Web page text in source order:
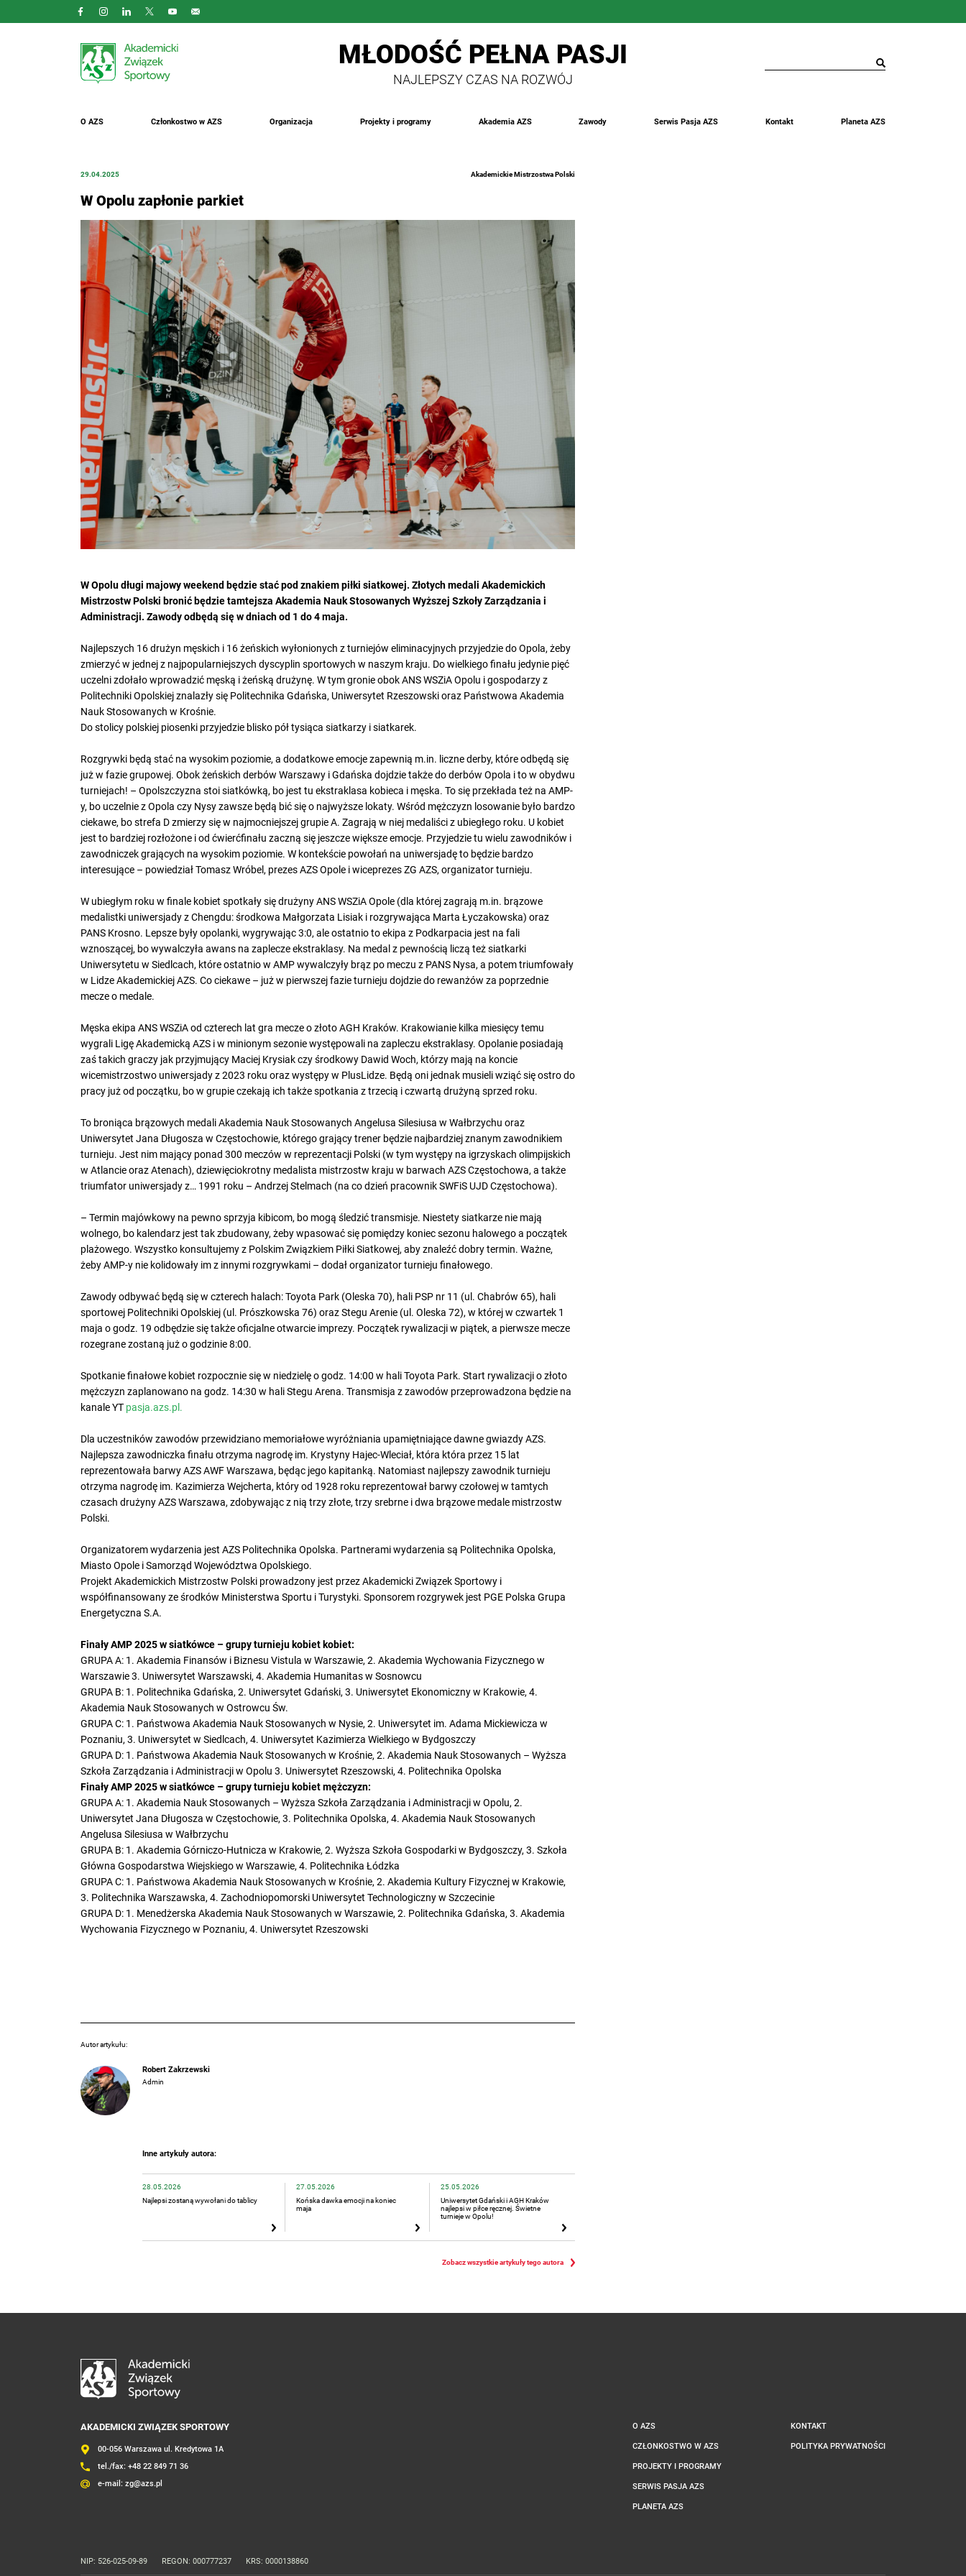
MŁODOŚĆ PEŁNA PASJI
NAJLEPSZY CZAS NA ROZWÓJ
O AZS Członkostwo w AZS Organizacja Projekty i programy Akademia AZS Zawody Serwis Pasja AZS Kontakt Planeta AZS
29.04.2025 Akademickie Mistrzostwa Polski
W Opolu zapłonie parkiet
W Opolu długi majowy weekend będzie stać pod znakiem piłki siatkowej. Złotych medali Akademickich
Mistrzostw Polski bronić będzie tamtejsza Akademia Nauk Stosowanych Wyższej Szkoły Zarządzania i
Administracji. Zawody odbędą się w dniach od 1 do 4 maja.
Najlepszych 16 drużyn męskich i 16 żeńskich wyłonionych z turniejów eliminacyjnych przyjedzie do Opola, żeby
zmierzyć w jednej z najpopularniejszych dyscyplin sportowych w naszym kraju. Do wielkiego finału jedynie pięć
uczelni zdołało wprowadzić męską i żeńską drużynę. W tym gronie obok ANS WSZiA Opolu i gospodarzy z
Politechniki Opolskiej znalazły się Politechnika Gdańska, Uniwersytet Rzeszowski oraz Państwowa Akademia
Nauk Stosowanych w Krośnie.
Do stolicy polskiej piosenki przyjedzie blisko pół tysiąca siatkarzy i siatkarek.
Rozgrywki będą stać na wysokim poziomie, a dodatkowe emocje zapewnią m.in. liczne derby, które odbędą się
już w fazie grupowej. Obok żeńskich derbów Warszawy i Gdańska dojdzie także do derbów Opola i to w obydwu
turniejach! – Opolszczyzna stoi siatkówką, bo jest tu ekstraklasa kobieca i męska. To się przekłada też na AMP-
y, bo uczelnie z Opola czy Nysy zawsze będą bić się o najwyższe lokaty. Wśród mężczyzn losowanie było bardzo
ciekawe, bo strefa D zmierzy się w najmocniejszej grupie A. Zagrają w niej medaliści z ubiegłego roku. U kobiet
jest to bardziej rozłożone i od ćwierćfinału zaczną się jeszcze większe emocje. Przyjedzie tu wielu zawodników i
zawodniczek grających na wysokim poziomie. W kontekście powołań na uniwersjadę to będzie bardzo
interesujące – powiedział Tomasz Wróbel, prezes AZS Opole i wiceprezes ZG AZS, organizator turnieju.
W ubiegłym roku w finale kobiet spotkały się drużyny ANS WSZiA Opole (dla której zagrają m.in. brązowe
medalistki uniwersjady z Chengdu: środkowa Małgorzata Lisiak i rozgrywająca Marta Łyczakowska) oraz
PANS Krosno. Lepsze były opolanki, wygrywając 3:0, ale ostatnio to ekipa z Podkarpacia jest na fali
wznoszącej, bo wywalczyła awans na zaplecze ekstraklasy. Na medal z pewnością liczą też siatkarki
Uniwersytetu w Siedlcach, które ostatnio w AMP wywalczyły brąz po meczu z PANS Nysa, a potem triumfowały
w Lidze Akademickiej AZS. Co ciekawe – już w pierwszej fazie turnieju dojdzie do rewanżów za poprzednie
mecze o medale.
Męska ekipa ANS WSZiA od czterech lat gra mecze o złoto AGH Kraków. Krakowianie kilka miesięcy temu
wygrali Ligę Akademicką AZS i w minionym sezonie występowali na zapleczu ekstraklasy. Opolanie posiadają
zaś takich graczy jak przyjmujący Maciej Krysiak czy środkowy Dawid Woch, którzy mają na koncie
wicemistrzostwo uniwersjady z 2023 roku oraz występy w PlusLidze. Będą oni jednak musieli wziąć się ostro do
pracy już od początku, bo w grupie czekają ich także spotkania z trzecią i czwartą drużyną sprzed roku.
To broniąca brązowych medali Akademia Nauk Stosowanych Angelusa Silesiusa w Wałbrzychu oraz
Uniwersytet Jana Długosza w Częstochowie, którego grający trener będzie najbardziej znanym zawodnikiem
turnieju. Jest nim mający ponad 300 meczów w reprezentacji Polski (w tym występy na igrzyskach olimpijskich
w Atlancie oraz Atenach), dziewięciokrotny medalista mistrzostw kraju w barwach AZS Częstochowa, a także
triumfator uniwersjady z… 1991 roku – Andrzej Stelmach (na co dzień pracownik SWFiS UJD Częstochowa).
– Termin majówkowy na pewno sprzyja kibicom, bo mogą śledzić transmisje. Niestety siatkarze nie mają
wolnego, bo kalendarz jest tak zbudowany, żeby wpasować się pomiędzy koniec sezonu halowego a początek
plażowego. Wszystko konsultujemy z Polskim Związkiem Piłki Siatkowej, aby znaleźć dobry termin. Ważne,
żeby AMP-y nie kolidowały im z innymi rozgrywkami – dodał organizator turnieju finałowego.
Zawody odbywać będą się w czterech halach: Toyota Park (Oleska 70), hali PSP nr 11 (ul. Chabrów 65), hali
sportowej Politechniki Opolskiej (ul. Prószkowska 76) oraz Stegu Arenie (ul. Oleska 72), w której w czwartek 1
maja o godz. 19 odbędzie się także oficjalne otwarcie imprezy. Początek rywalizacji w piątek, a pierwsze mecze
rozegrane zostaną już o godzinie 8:00.
Spotkanie finałowe kobiet rozpocznie się w niedzielę o godz. 14:00 w hali Toyota Park. Start rywalizacji o złoto
mężczyzn zaplanowano na godz. 14:30 w hali Stegu Arena. Transmisja z zawodów przeprowadzona będzie na
kanale YT pasja.azs.pl.
Dla uczestników zawodów przewidziano memoriałowe wyróżniania upamiętniające dawne gwiazdy AZS.
Najlepsza zawodniczka finału otrzyma nagrodę im. Krystyny Hajec-Wleciał, która która przez 15 lat
reprezentowała barwy AZS AWF Warszawa, będąc jego kapitanką. Natomiast najlepszy zawodnik turnieju
otrzyma nagrodę im. Kazimierza Wejcherta, który od 1928 roku reprezentował barwy czołowej w tamtych
czasach drużyny AZS Warszawa, zdobywając z nią trzy złote, trzy srebrne i dwa brązowe medale mistrzostw
Polski.
Organizatorem wydarzenia jest AZS Politechnika Opolska. Partnerami wydarzenia są Politechnika Opolska,
Miasto Opole i Samorząd Województwa Opolskiego.
Projekt Akademickich Mistrzostw Polski prowadzony jest przez Akademicki Związek Sportowy i
współfinansowany ze środków Ministerstwa Sportu i Turystyki. Sponsorem rozgrywek jest PGE Polska Grupa
Energetyczna S.A.
Finały AMP 2025 w siatkówce – grupy turnieju kobiet kobiet:
GRUPA A: 1. Akademia Finansów i Biznesu Vistula w Warszawie, 2. Akademia Wychowania Fizycznego w
Warszawie 3. Uniwersytet Warszawski, 4. Akademia Humanitas w Sosnowcu
GRUPA B: 1. Politechnika Gdańska, 2. Uniwersytet Gdański, 3. Uniwersytet Ekonomiczny w Krakowie, 4.
Akademia Nauk Stosowanych w Ostrowcu Św.
GRUPA C: 1. Państwowa Akademia Nauk Stosowanych w Nysie, 2. Uniwersytet im. Adama Mickiewicza w
Poznaniu, 3. Uniwersytet w Siedlcach, 4. Uniwersytet Kazimierza Wielkiego w Bydgoszczy
GRUPA D: 1. Państwowa Akademia Nauk Stosowanych w Krośnie, 2. Akademia Nauk Stosowanych – Wyższa
Szkoła Zarządzania i Administracji w Opolu 3. Uniwersytet Rzeszowski, 4. Politechnika Opolska
Finały AMP 2025 w siatkówce – grupy turnieju kobiet mężczyzn:
GRUPA A: 1. Akademia Nauk Stosowanych – Wyższa Szkoła Zarządzania i Administracji w Opolu, 2.
Uniwersytet Jana Długosza w Częstochowie, 3. Politechnika Opolska, 4. Akademia Nauk Stosowanych
Angelusa Silesiusa w Wałbrzychu
GRUPA B: 1. Akademia Górniczo-Hutnicza w Krakowie, 2. Wyższa Szkoła Gospodarki w Bydgoszczy, 3. Szkoła
Główna Gospodarstwa Wiejskiego w Warszawie, 4. Politechnika Łódzka
GRUPA C: 1. Państwowa Akademia Nauk Stosowanych w Krośnie, 2. Akademia Kultury Fizycznej w Krakowie,
3. Politechnika Warszawska, 4. Zachodniopomorski Uniwersytet Technologiczny w Szczecinie
GRUPA D: 1. Menedżerska Akademia Nauk Stosowanych w Warszawie, 2. Politechnika Gdańska, 3. Akademia
Wychowania Fizycznego w Poznaniu, 4. Uniwersytet Rzeszowski
Autor artykułu:
Robert Zakrzewski
Admin
Inne artykuły autora:
28.05.2026
Najlepsi zostaną wywołani do tablicy
27.05.2026
Końska dawka emocji na koniec
maja
25.05.2026
Uniwersytet Gdański i AGH Kraków
najlepsi w piłce ręcznej. Świetne
turnieje w Opolu!
Zobacz wszystkie artykuły tego autora
AKADEMICKI ZWIĄZEK SPORTOWY
00-056 Warszawa ul. Kredytowa 1A
tel./fax: +48 22 849 71 36
e-mail: zg@azs.pl
O AZS
CZŁONKOSTWO W AZS
PROJEKTY I PROGRAMY
SERWIS PASJA AZS
PLANETA AZS
KONTAKT
POLITYKA PRYWATNOŚCI
NIP: 526-025-09-89 REGON: 000777237 KRS: 0000138860